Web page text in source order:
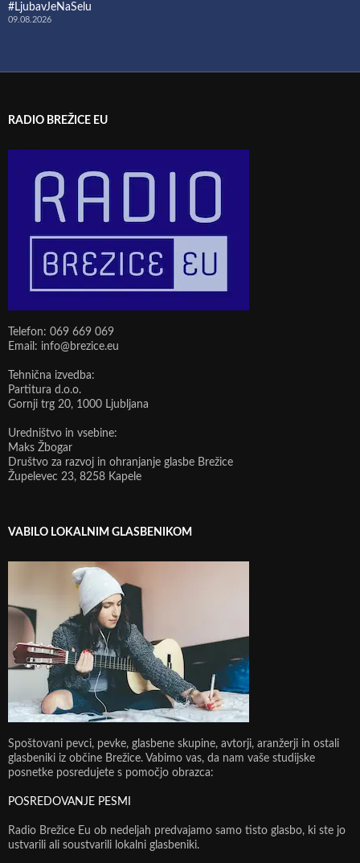
#LjubavJeNaSelu
09.08.2026
RADIO BREŽICE EU
Telefon: 069 669 069
Email: info@brezice.eu
Tehnična izvedba:
Partitura d.o.o.
Gornji trg 20, 1000 Ljubljana
Uredništvo in vsebine:
Maks Žbogar
Društvo za razvoj in ohranjanje glasbe Brežice
Župelevec 23, 8258 Kapele
VABILO LOKALNIM GLASBENIKOM
Spoštovani pevci, pevke, glasbene skupine, avtorji, aranžerji in ostali
glasbeniki iz občine Brežice. Vabimo vas, da nam vaše studijske
posnetke posredujete s pomočjo obrazca:
POSREDOVANJE PESMI
Radio Brežice Eu ob nedeljah predvajamo samo tisto glasbo, ki ste jo
ustvarili ali soustvarili lokalni glasbeniki.